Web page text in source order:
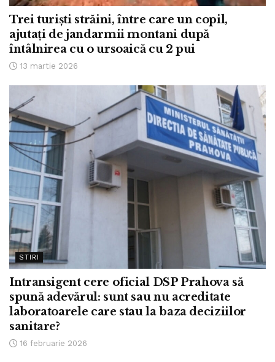
Trei turiști străini, între care un copil,
ajutați de jandarmii montani după
întâlnirea cu o ursoaică cu 2 pui
13 martie 2026
STIRI
Intransigent cere oficial DSP Prahova să
spună adevărul: sunt sau nu acreditate
laboratoarele care stau la baza deciziilor
sanitare?
16 februarie 2026